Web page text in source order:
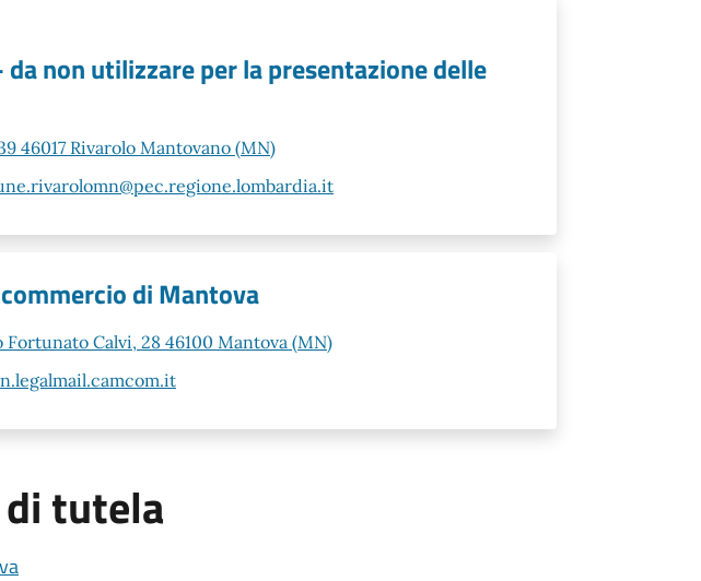
da non utilizzare per la presentazione delle
46017 Rivarolo Mantovano (MN)
di Mantova
Fortunato Calvi, 28 46100 Mantova (MN)
tutela